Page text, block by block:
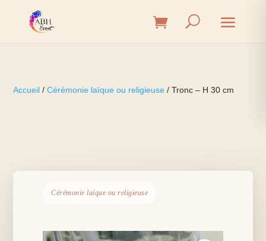
Accueil /Cérémonie laïque ou religieuse / Tronc – H 30 cm
Cérémonie laïque ou religieuse